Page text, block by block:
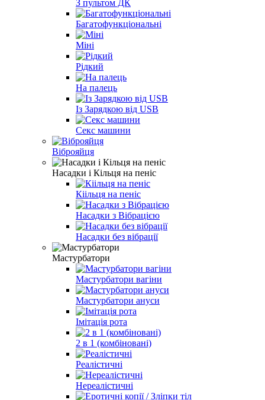
З пультом ДК
Багатофункціональні
Міні
Рідкий
На палець
Із Зарядкою від USB
Секс машини
Віброяйця
Насадки і Кільця на пеніс
Кіільця на пеніс
Насадки з Вібрацією
Насадки без вібрації
Мастурбатори
Мастурбатори вагіни
Мастурбатори ануси
Імітація рота
2 в 1 (комбіновані)
Реалістичні
Нереалістичні